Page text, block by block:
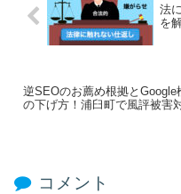
法
を
逆SEOのお薦め根拠とGoogle
の下げ方！浦臼町で風評被害
コメント